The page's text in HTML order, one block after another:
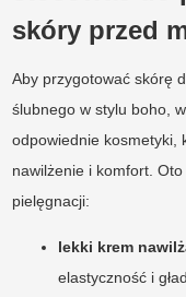
skóry przed
Aby przygotować skórę
ślubnego w stylu boho,
odpowiednie kosmetyki,
nawilżenie i komfort.
pielęgnacji:
lekki krem
elastyczność i